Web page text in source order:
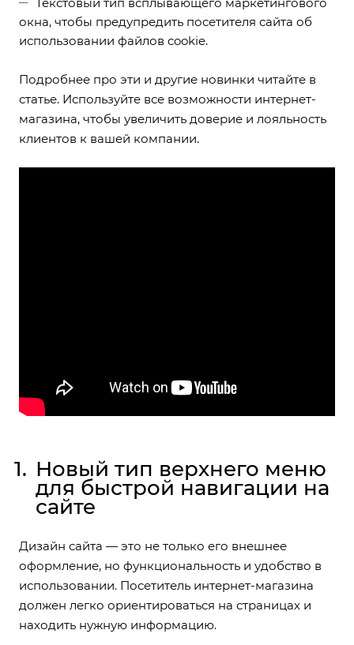
Текстовый тип всплывающего маркетингового
окна, чтобы предупредить посетителя сайта об
использовании файлов cookie.
Подробнее про эти и другие новинки читайте в
статье. Используйте все возможности интернет-
магазина, чтобы увеличить доверие и лояльность
клиентов к вашей компании.
Новый тип верхнего меню
для быстрой навигации на
сайте
Дизайн сайта — это не только его внешнее
оформление, но функциональность и удобство в
использовании. Посетитель интернет-магазина
должен легко ориентироваться на страницах и
находить нужную информацию.